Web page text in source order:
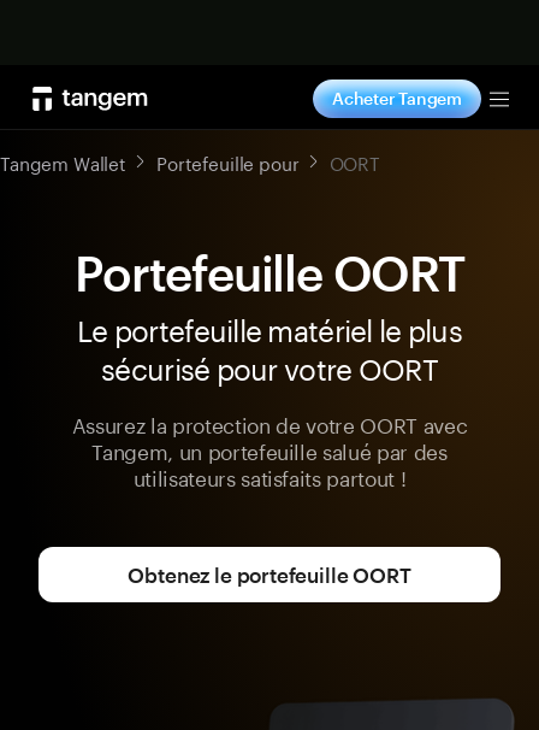
Acheter Tangem
Tangem Wallet Portefeuille pour OORT
Portefeuille OORT
Le portefeuille matériel le plus
sécurisé pour votre OORT
Assurez la protection de votre OORT avec
Tangem, un portefeuille salué par des
utilisateurs satisfaits partout !
Obtenez le portefeuille OORT